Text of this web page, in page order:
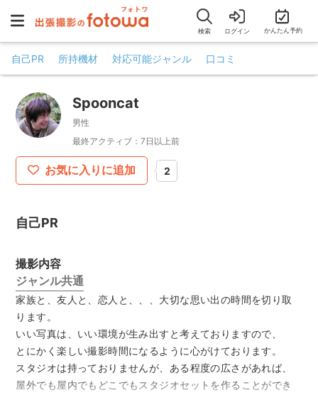
検索 ログイン かんたん予約
自己PR 所持機材 対応可能ジャンル 口コミ
Spooncat
男性
最終アクティブ：7日以上前
お気に入りに追加 2
自己PR
撮影内容
ジャンル共通
家族と、友人と、恋人と、、、大切な思い出の時間を切り取
ります。
いい写真は、いい環境が生み出すと考えておりますので、
とにかく楽しい撮影時間になるように心がけております。
スタジオは持っておりませんが、ある程度の広さがあれば、
屋外でも屋内でもどこでもスタジオセットを作ることができ